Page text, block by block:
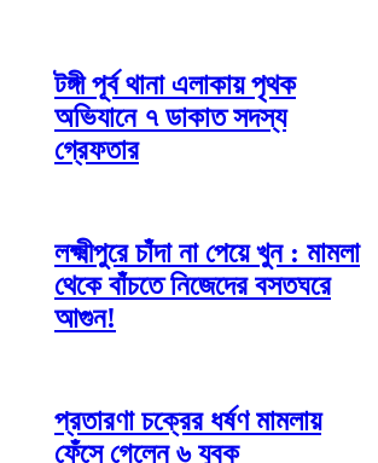
টঙ্গী পূর্ব থানা এলাকায় পৃথক
অভিযানে ৭ ডাকাত সদস্য
গ্রেফতার
লক্ষ্মীপুরে চাঁদা না পেয়ে খুন : মামলা
থেকে বাঁচতে নিজেদের বসতঘরে
আগুন!
প্রতারণা চক্রের ধর্ষণ মামলায়
ফেঁসে গেলেন ৬ যুবক